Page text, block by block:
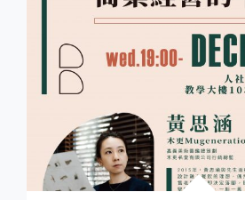
知！
《DICP
SMCP》